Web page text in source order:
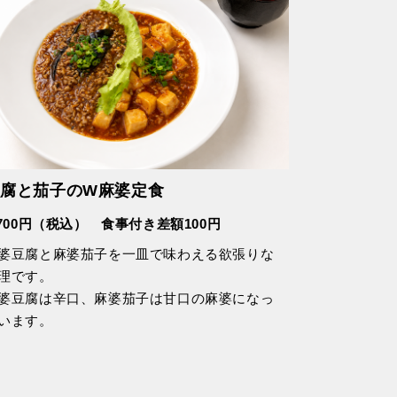
と茄子のW麻婆定食
円（税込） 食事付き差額100円
豆腐と麻婆茄子を一皿で味わえる欲張りな
です。
豆腐は辛口、麻婆茄子は甘口の麻婆になっ
ます。